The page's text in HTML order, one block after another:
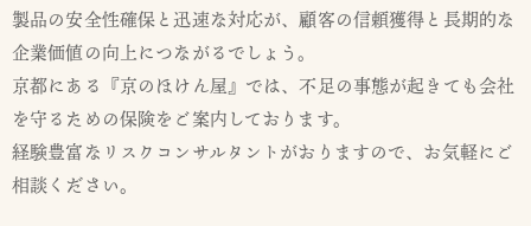
製品の安全性確保と迅速な対応が、顧客の信頼獲得と長期的な
企業価値の向上につながるでしょう。
京都にある『京のほけん屋』では、不足の事態が起きても会社
を守るための保険をご案内しております。
経験豊富なリスクコンサルタントがおりますので、お気軽にご
相談ください。